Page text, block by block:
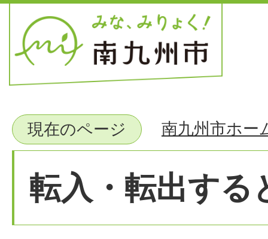
現在のページ 南九州市ホー
転入・転出する